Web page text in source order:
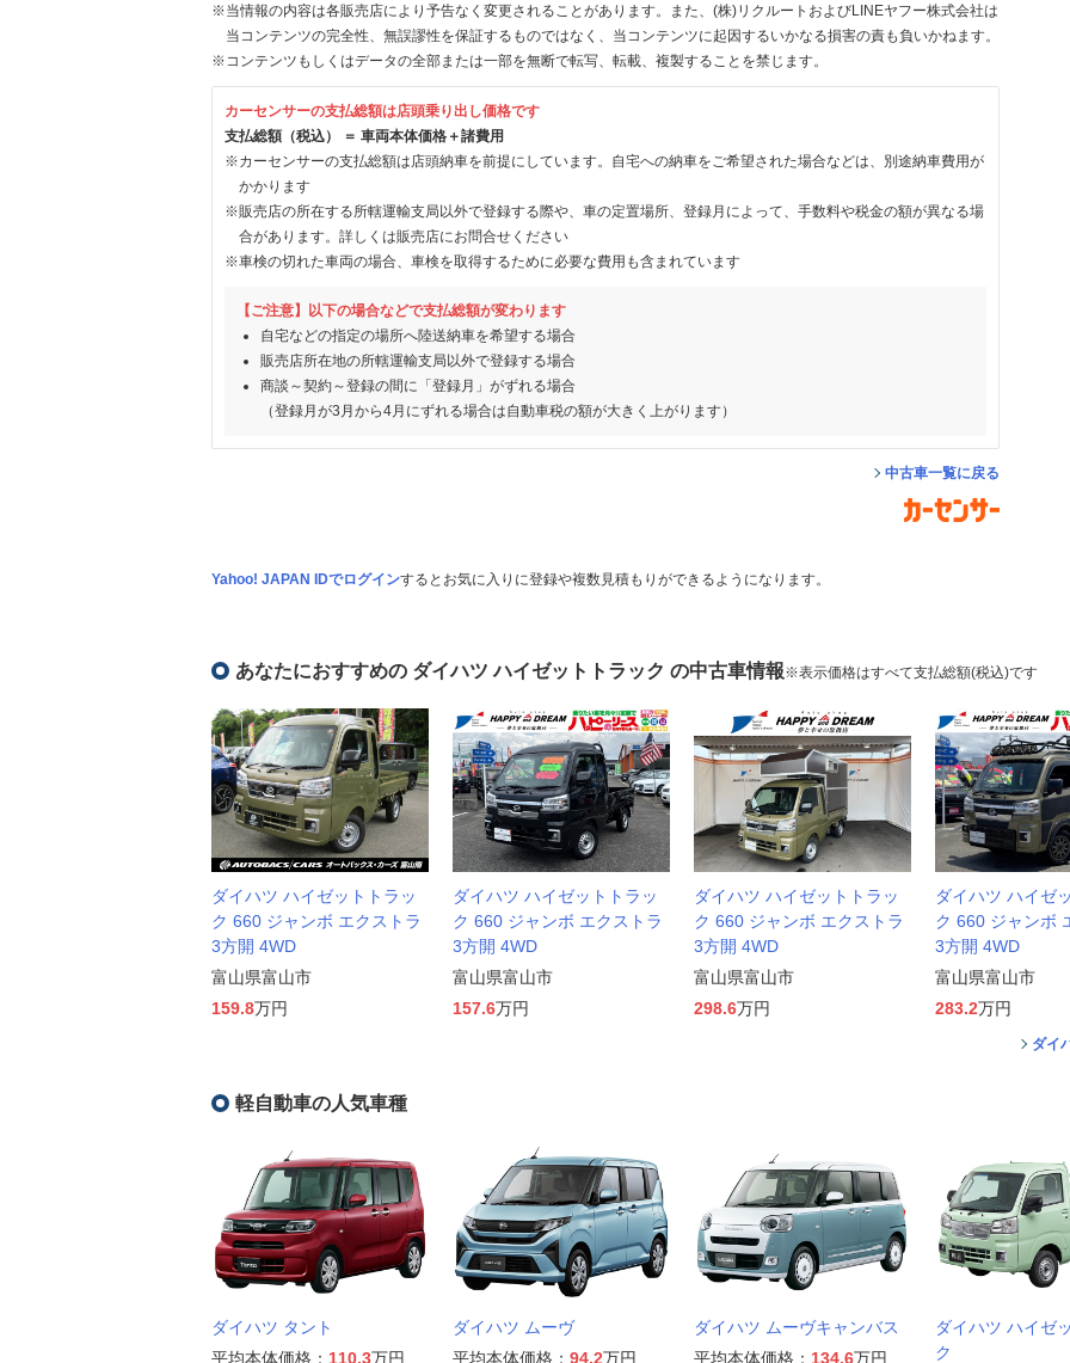
※当情報の内容は各販売店により予告なく変更されることがあります。また、(株)リクルートおよびLINEヤフー株式会社は
当コンテンツの完全性、無誤謬性を保証するものではなく、当コンテンツに起因するいかなる損害の責も負いかねます。
※コンテンツもしくはデータの全部または一部を無断で転写、転載、複製することを禁じます。
カーセンサーの支払総額は店頭乗り出し価格です
支払総額（税込） ＝ 車両本体価格＋諸費用
※カーセンサーの支払総額は店頭納車を前提にしています。自宅への納車をご希望された場合などは、別途納車費用が
かかります
※販売店の所在する所轄運輸支局以外で登録する際や、車の定置場所、登録月によって、手数料や税金の額が異なる場
合があります。詳しくは販売店にお問合せください
※車検の切れた車両の場合、車検を取得するために必要な費用も含まれています
【ご注意】以下の場合などで支払総額が変わります
自宅などの指定の場所へ陸送納車を希望する場合
販売店所在地の所轄運輸支局以外で登録する場合
商談～契約～登録の間に「登録月」がずれる場合
（登録月が3月から4月にずれる場合は自動車税の額が大きく上がります）
中古車一覧に戻る
Yahoo! JAPAN IDでログインするとお気に入りに登録や複数見積もりができるようになります。
あなたにおすすめの ダイハツ ハイゼットトラック の中古車情報※表示価格はすべて支払総額(税込)です
ダイハツ ハイゼットトラッ
ク 660 ジャンボ エクストラ
3方開 4WD
富山県富山市
159.8万円
ダイハツ ハイゼットトラッ
ク 660 ジャンボ エクストラ
3方開 4WD
富山県富山市
157.6万円
ダイハツ ハイゼットトラッ
ク 660 ジャンボ エクストラ
3方開 4WD
富山県富山市
298.6万円
ダイハツ ハイゼ
ク 660 ジャンボ
3方開 4WD
富山県富山市
283.2万円
ダイ
軽自動車の人気車種
ダイハツ タント
平均本体価格： 110.3万円
ダイハツ ムーヴ
平均本体価格： 94.2万円
ダイハツ ムーヴキャンバス
平均本体価格： 134.6万円
ダイハツ ハイゼ
ク